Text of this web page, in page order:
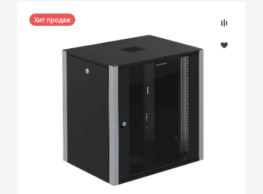
Хит продаж